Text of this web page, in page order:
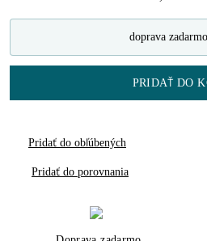
doprava
PRIDAŤ DO
Pridať do obľúbených
Pridať do porovnania